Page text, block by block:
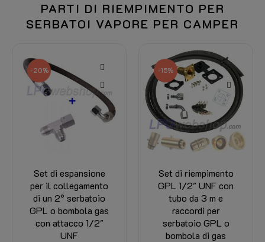
PARTI DI RIEMPIMENTO PER
SERBATOI VAPORE PER CAMPER
-20%
Set di espansione
per il collegamento
di un 2° serbatoio
GPL o bombola gas
con attacco 1/2"
UNF
-15%
Set di riempimento
GPL 1/2" UNF con
tubo da 3 m e
raccordi per
serbatoio GPL o
bombola di gas